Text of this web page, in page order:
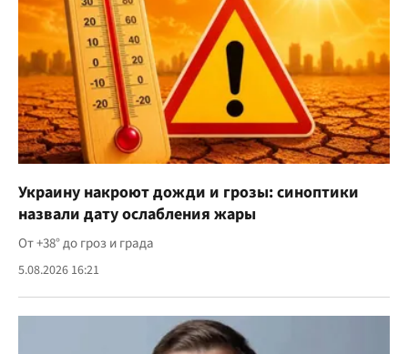
Украину накроют дожди и грозы: синоптики
назвали дату ослабления жары
От +38° до гроз и града
5.08.2026 16:21